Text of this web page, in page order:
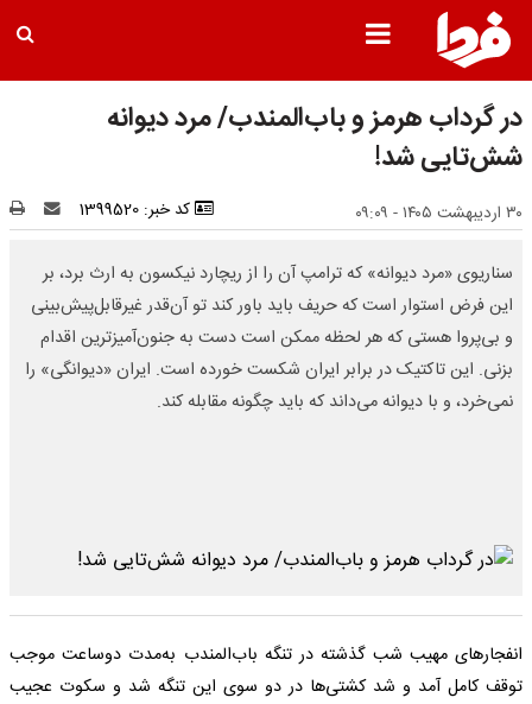
در گرداب هرمز و باب‌المندب/ مرد دیوانه
شش‌تایی شد!
۳۰ اردیبهشت ۱۴۰۵ - ۰۹:۰۹ کد خبر: 1399520
سناریوی «مرد دیوانه» که ترامپ آن را از ریچارد نیکسون به ارث برد، بر
این فرض استوار است که حریف باید باور کند تو آن‌قدر غیرقابل‌پیش‌بینی
و بی‌پروا هستی که هر لحظه ممکن است دست به جنون‌آمیزترین اقدام
بزنی. این تاکتیک در برابر ایران شکست خورده است. ایران «دیوانگی» را
نمی‌خرد، و با دیوانه می‌داند که باید چگونه مقابله کند.
انفجار‌های مهیب شب گذشته در تنگه باب‌المندب به‌مدت دوساعت موجب
توقف کامل آمد و شد کشتی‌ها در دو سوی این تنگه شد و سکوت عجیب